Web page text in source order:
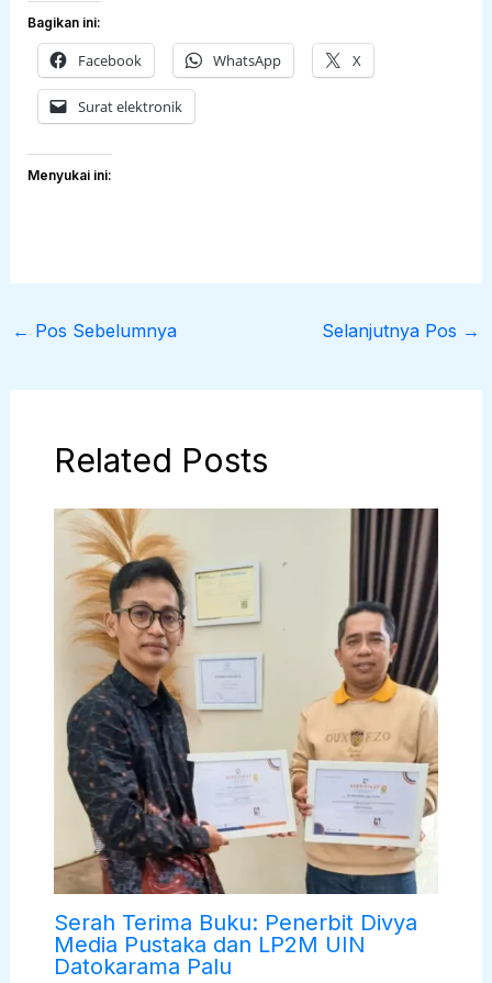
Bagikan ini:
Facebook WhatsApp X
Surat elektronik
Menyukai ini:
← Pos Sebelumnya Selanjutnya Pos →
Related Posts
Serah Terima Buku: Penerbit Divya
Media Pustaka dan LP2M UIN
Datokarama Palu